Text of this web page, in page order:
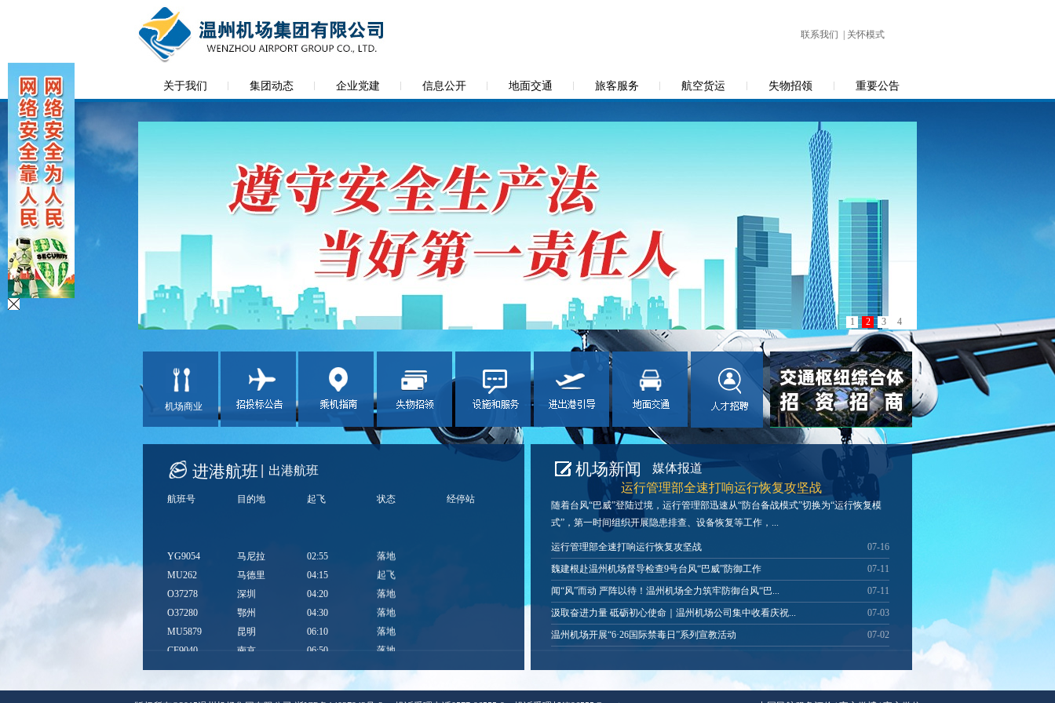
联系我们 关怀模式
关于我们 集团动态 企业党建 信息公开 地面交通 旅客服务 航空货运 失物招领 重要公告
1 2 3
4
遵守安全生产法 当好第一责任人
机场商业
进港航班 出港航班
航班号 目的地 起飞 状态 经停站
YG9054 马尼拉 02:55
落地
MU262
马德里 04:15
起飞
O37278
深圳 04:20
落地
O37280
鄂州 04:30
落地
MU5879
昆明 06:10
落地
CF9040
南京 06:50
落地
机场新闻
媒体报道
运行管理部全速打响运行恢复攻坚战
随着台风“巴威”登陆过境，运行管理部迅速从“防台备战模式”切换为“运行恢复模
式”，第一时间组织开展隐患排查、设备恢复等工作，...
运行管理部全速打响运行恢复攻坚战
07-16
魏建根赴温州机场督导检查9号台风“巴威”防御工作
07-11
闻“风”而动 严阵以待！温州机场全力筑牢防御台风“巴...
07-11
汲取奋进力量 砥砺初心使命｜温州机场公司集中收看庆祝...
07-03
温州机场开展“6·26国际禁毒日”系列宣教活动
07-02